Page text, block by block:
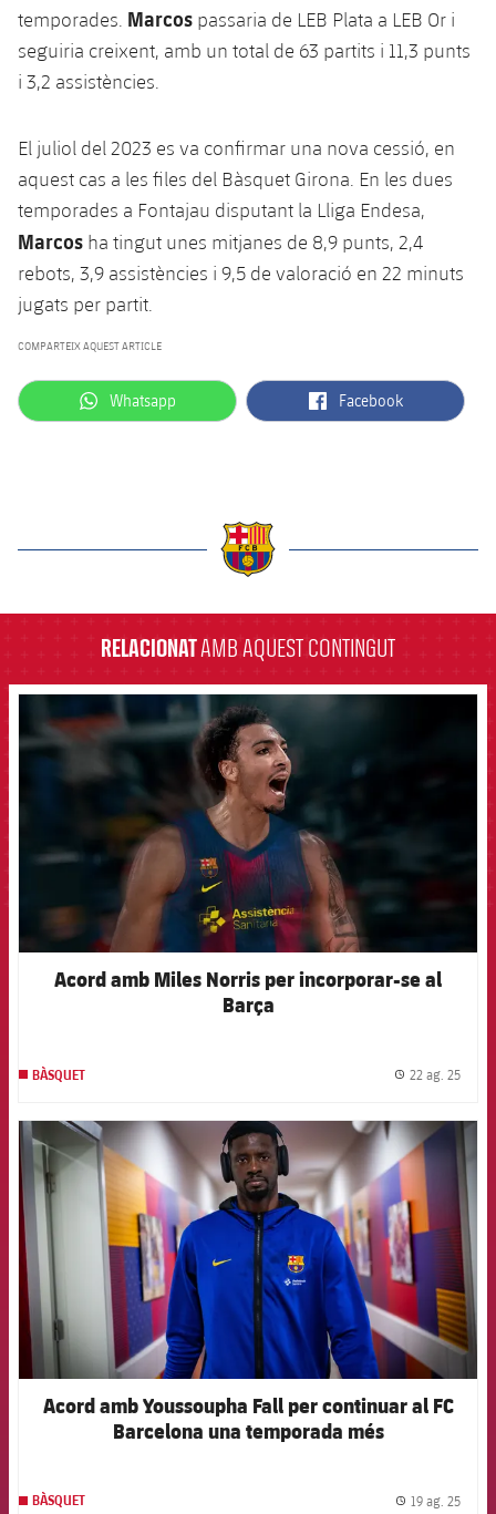
temporades. Marcos passaria de LEB Plata a LEB Or i
seguiria creixent, amb un total de 63 partits i 11,3 punts
i 3,2 assistències.
El juliol del 2023 es va confirmar una nova cessió, en
aquest cas a les files del Bàsquet Girona. En les dues
temporades a Fontajau disputant la Lliga Endesa,
Marcos ha tingut unes mitjanes de 8,9 punts, 2,4
rebots, 3,9 assistències i 9,5 de valoració en 22 minuts
jugats per partit.
COMPARTEIX AQUEST ARTICLE
label.aria.whatsapp
Whatsapp label.aria.facebook
Facebook
RELACIONATAMB AQUEST CONTINGUT
FCB Barcelona badge
Acord amb Miles Norris per incorporar-se al
Barça
BÀSQUET 22 ag. 25
FCB Barcelona badge
Acord amb Youssoupha Fall per continuar al FC
Barcelona una temporada més
BÀSQUET 19 ag. 25